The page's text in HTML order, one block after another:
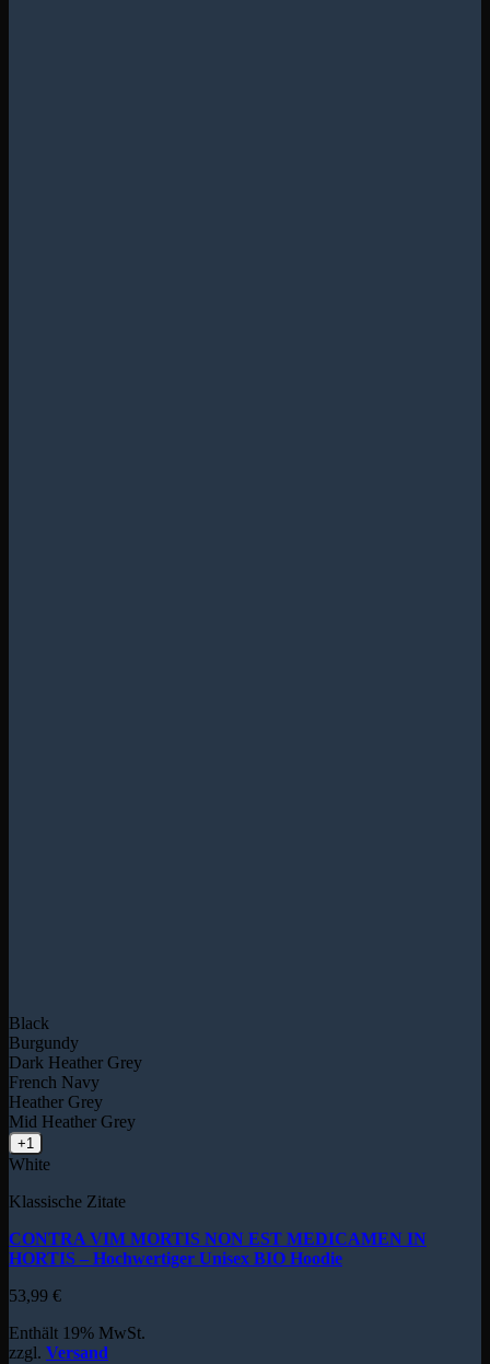
Black
Burgundy
Dark Heather Grey
French Navy
Heather Grey
Mid Heather Grey
+1
White
Klassische Zitate
CONTRA VIM MORTIS NON EST MEDICAMEN IN
HORTIS – Hochwertiger Unisex BIO Hoodie
53,99 €
Enthält 19% MwSt.
zzgl. Versand